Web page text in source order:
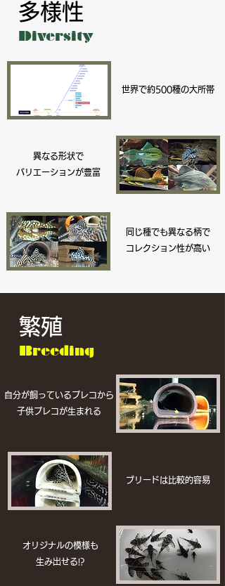
多様性
Diversity
​世界で約500種の大所帯
異なる形状で
バリエーションが豊富
同じ種でも異なる柄で
​コレクション性が高い
繁殖
Breeding
自分が飼っているプレコから
​子供プレコが生まれる
ブリードは比較的容易
オリジナルの模様も
生み出せる!?